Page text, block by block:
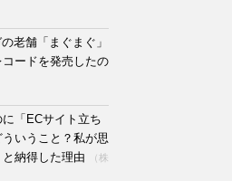
老舗「まぐまぐ」
ードを発売したの
「ECサイト立ち
いうこと？私が思
納得した理由
（株